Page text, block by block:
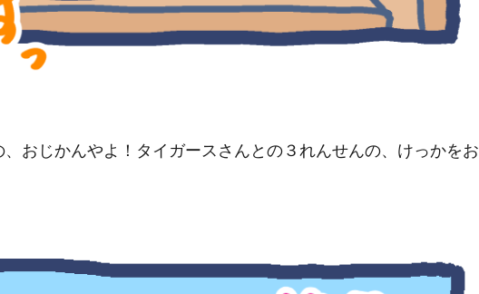
おじかんやよ！タイガースさんとの３れんせんの、けっかをお